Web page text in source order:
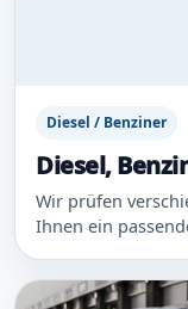
Diesel / Benziner
Diesel,
Wir prüfen
Ihnen ein